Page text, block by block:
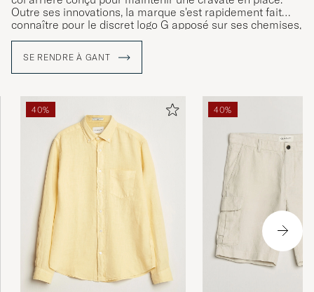
Outre ses innovations, la marque s'est rapidement fait
connaître pour le discret logo G apposé sur ses chemises,
qui constituait en quelque sorte une garantie de qualité
pour ses clients.
SE RENDRE À GANT
40% 40%